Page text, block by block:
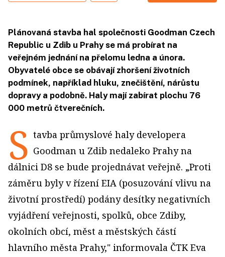
Plánovaná stavba hal společnosti Goodman Czech
Republic u Zdib u Prahy se má probírat na
veřejném jednání na přelomu ledna a února.
Obyvatelé obce se obávají zhoršení životních
podmínek, například hluku, znečištění, nárůstu
dopravy a podobně. Haly mají zabírat plochu 76
000 metrů čtverečních.
S tavba průmyslové haly developera
Goodman u Zdib nedaleko Prahy na
dálnici D8 se bude projednávat veřejně. „Proti
záměru byly v řízení EIA (posuzování vlivu na
životní prostředí) podány desítky negativních
vyjádření veřejnosti, spolků, obce Zdiby,
okolních obcí, měst a městských částí
hlavního města Prahy," informovala ČTK Eva